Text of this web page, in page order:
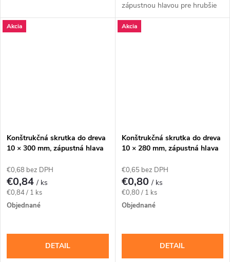
zápustnou hlavou pre hrubšie
trámy, krokvy a viacvrstvové
drevené zostavy, kde má hlava
Akcia
Konštrukčná skrutka do dreva
10 × 300 mm, zápustná hlava
€0,68 bez DPH
€0,84/ ks
Jednotková
cena:
€0,84 / 1 ks
Objednané
DETAIL
Akcia
Konštrukčná skrutka do dreva
10 × 280 mm, zápustná hlava
€0,65 bez DPH
€0,80/ ks
Jednotková
cena:
€0,80 / 1 ks
Objednané
DETAIL